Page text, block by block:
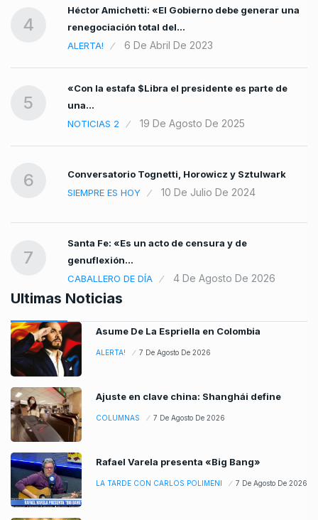
4
Héctor Amichetti: «El Gobierno debe generar una
renegociación total del…
ALERTA!
6 De Abril De 2023
5
«Con la estafa $Libra el presidente es parte de
una…
NOTICIAS 2
19 De Agosto De 2025
6
Conversatorio Tognetti, Horowicz y Sztulwark
SIEMPRE ES HOY
10 De Julio De 2024
7
Santa Fe: «Es un acto de censura y de
genuflexión…
CABALLERO DE DÍA
4 De Agosto De 2026
Ultimas Noticias
Asume De La Espriella en Colombia
ALERTA! 7 De Agosto De 2026
Ajuste en clave china: Shanghái define
COLUMNAS 7 De Agosto De 2026
Rafael Varela presenta «Big Bang»
LA TARDE CON CARLOS POLIMENI 7 De Agosto De 2026